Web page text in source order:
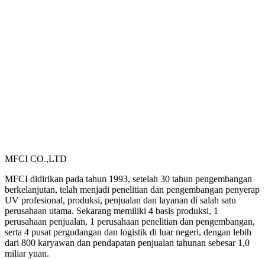
MFCI CO.,LTD
MFCI didirikan pada tahun 1993, setelah 30 tahun pengembangan
berkelanjutan, telah menjadi penelitian dan pengembangan penyerap
UV profesional, produksi, penjualan dan layanan di salah satu
perusahaan utama. Sekarang memiliki 4 basis produksi, 1
perusahaan penjualan, 1 perusahaan penelitian dan pengembangan,
serta 4 pusat pergudangan dan logistik di luar negeri, dengan lebih
dari 800 karyawan dan pendapatan penjualan tahunan sebesar 1,0
miliar yuan.